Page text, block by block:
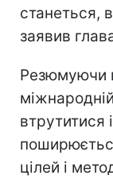
станеться,
заявив
Резюмуючи
втрутитися
цілей і